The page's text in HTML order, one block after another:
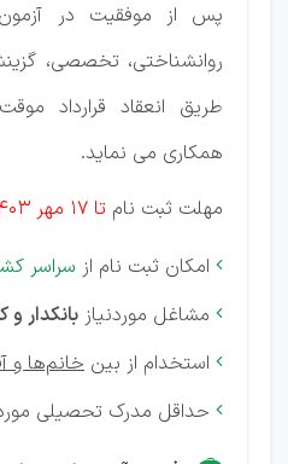
پس از موفقیت در
روانشناختی، تخصصی،
طریق انعقاد قرارداد
همکاری می نماید.
مهلت ثبت نام تا 17 مهر 1403
 امکان ثبت نام از سراسر
 مشاغل موردنیاز بانکدار و
 استخدام از بین خانم‌ها و
 حداقل مدرک تحصیلی